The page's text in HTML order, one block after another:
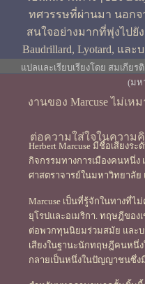
Herbert Marcuse มีชื่อเสียง
กิจกรรมทางการเมืองคนหนึ่ง
ศาสตราจารย์ในมหาวิทยาลั
Marcuse เป็นที่รู้จักในทางที่
ยุโรปและอเมริกา. ทฤษฎีของ
ต่อพวกทุนนิยมร่วมสมัย และบ
เสียงในฐานะนักทฤษฎีคนหนึ่ง
กลายเป็นหนึ่งในปัญญาชนซึ่งมี
ทศวรรษที่ผ่านมา นอกจ
สนใจอย่างมากที่พุ่งไปยัง
Baudrillard, Lyotard, แ
โครงสร้างนิยม
งานของ Marcuse ไม่เ
ต่อความใส่ใจในความ
แปลและเรียบเรียงโดย สมเกีย
(มห